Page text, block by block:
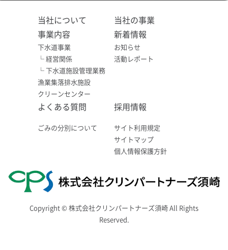
当社について
当社の事業
事業内容
下水道事業
└ 経営関係
└ 下水道施設管理業務
漁業集落排水施設
クリーンセンター
新着情報
お知らせ
活動レポート
よくある質問
ごみの分別について
採用情報
サイト利用規定
サイトマップ
個人情報保護方針
Copyright © 株式会社クリンパートナーズ須崎 All Rights
Reserved.